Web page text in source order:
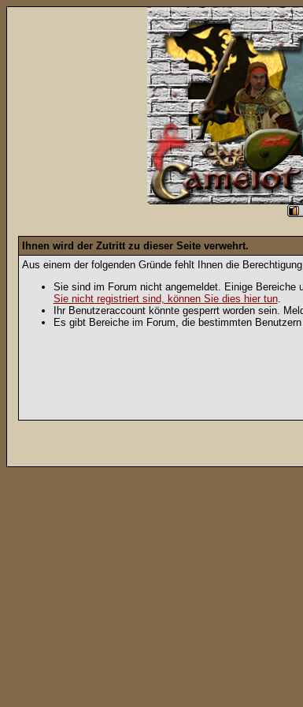
Ihnen wird der Zutritt zu dieser Seite verwehrt.
Aus einem der folgenden Gründe fehlt Ihnen die
Sie sind im Forum nicht angemeldet. Einige
Sie nicht registriert sind, können Sie dies hier tun.
Ihr Benutzeraccount könnte gesperrt worden sein.
Es gibt Bereiche im Forum, die bestimmten